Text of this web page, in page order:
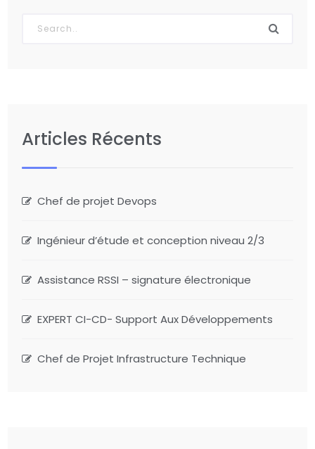
Articles Récents
Chef de projet Devops
Ingénieur d’étude et conception niveau 2/3
Assistance RSSI – signature électronique
EXPERT CI-CD- Support Aux Développements
Chef de Projet Infrastructure Technique